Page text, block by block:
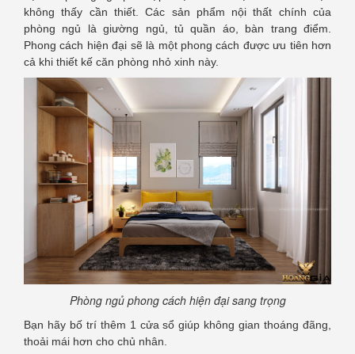
không thấy cần thiết. Các sản phẩm nội thất chính của
phòng ngủ là giường ngủ, tủ quần áo, bàn trang điểm.
Phong cách hiện đại sẽ là một phong cách được ưu tiên hơn
cả khi thiết kế căn phòng nhỏ xinh này.
Phòng ngủ phong cách hiện đại sang trọng
Bạn hãy bố trí thêm 1 cửa sổ giúp không gian thoáng đãng,
thoải mái hơn cho chủ nhân.